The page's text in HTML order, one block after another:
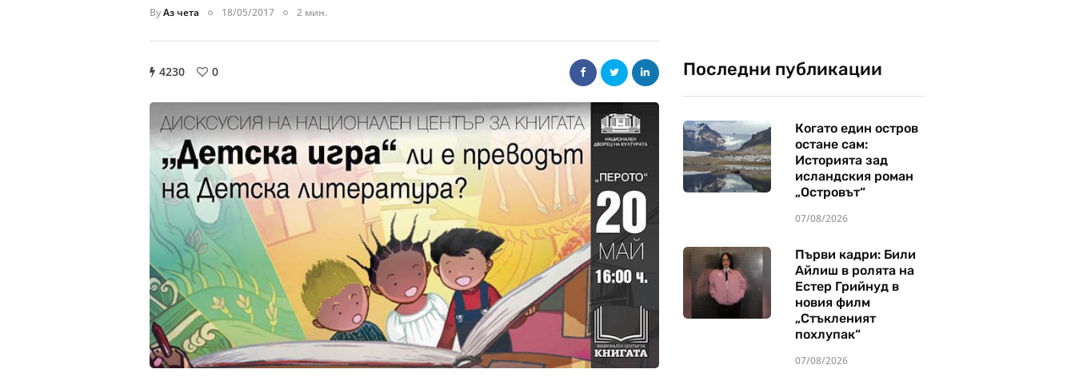
ByАз чета 18/05/2017 2 мин.
4230 0 Последни публикации
Когато един остров
остане сам:
Историята зад
исландския роман
„Островът“
07/08/2026
Първи кадри: Били
Айлиш в ролята на
Естер Грийнуд в
новия филм
„Стъкленият
похлупак“
07/08/2026